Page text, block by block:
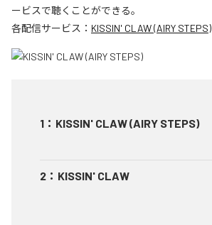
ービスで聴くことができる。
各配信サービス： KISSIN' CLAW (AIRY STEPS)
1 ： KISSIN' CLAW (AIRY STEPS)
2 ： KISSIN' CLAW